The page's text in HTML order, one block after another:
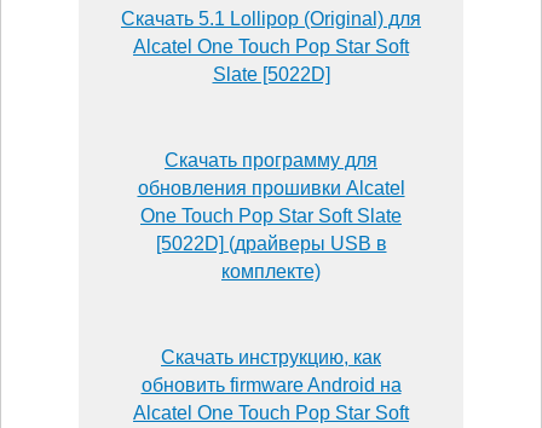
Скачать 5.1 Lollipop (Original) для
Alcatel One Touch Pop Star Soft
Slate [5022D]
Скачать программу для
обновления прошивки Alcatel
One Touch Pop Star Soft Slate
[5022D] (драйверы USB в
комплекте)
Скачать инструкцию, как
обновить firmware Android на
Alcatel One Touch Pop Star Soft